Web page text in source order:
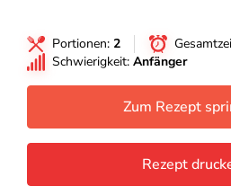
Portionen: 2
Schwierigkeit: Anfänger
Zum Rezept
Rezept